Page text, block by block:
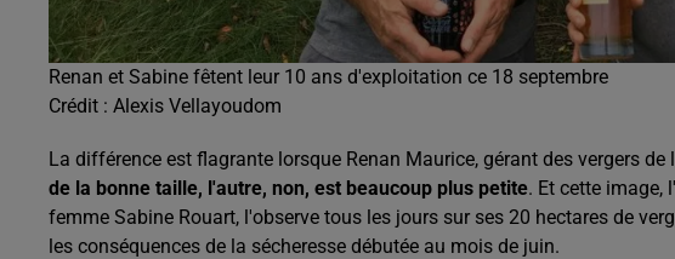
Renan et Sabine fêtent leur 10 ans d'exploitation ce 18 septembre
Crédit : Alexis Vellayoudom
La différence est flagrante lorsque Renan Maurice, gérant des vergers
de la bonne taille, l'autre, non, est beaucoup plus petite. Et cette image,
femme Sabine Rouart, l'observe tous les jours sur ses 20 hectares de
les conséquences de la sécheresse débutée au mois de juin.